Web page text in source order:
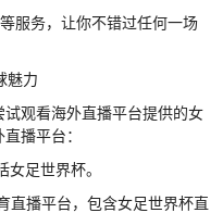
服务，让你不错过任何一场
魅力
观看海外直播平台提供的女
播平台：
足世界杯。
直播平台，包含女足世界杯直